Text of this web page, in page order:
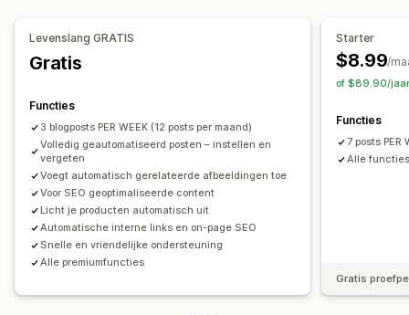
Interne links
Levenslang GRATIS
Gratis
Functies
3 blogposts PER WEEK (12 posts per maand)
Volledig geautomatiseerd posten – instellen en
vergeten
Voegt automatisch gerelateerde afbeeldingen toe
Voor SEO geoptimaliseerde content
Licht je producten automatisch uit
Automatische interne links en on-page SEO
Snelle en vriendelijke ondersteuning
Alle premiumfuncties
Starter
$8.99/
of $89.90/jaar
Functies
7 posts PER
Alle
Gratis